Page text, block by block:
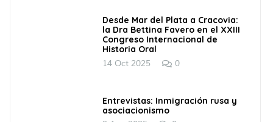
Desde Mar del Plata a Cracovia:
la Dra Bettina Favero en el XXIII
Congreso Internacional de
Historia Oral
14 Oct 2025 0
Entrevistas: Inmigración rusa y
asociacionismo